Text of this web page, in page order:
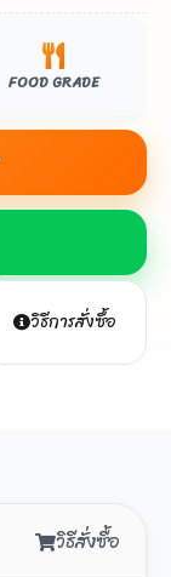
FOOD GRADE
วิธีการสั่งซื้อ
วิธีสั่งซื้อ